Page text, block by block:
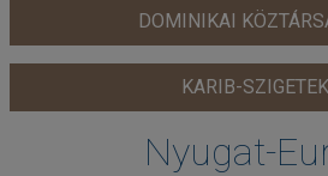
DOMINIKAI
KARIB-
Nyugat-